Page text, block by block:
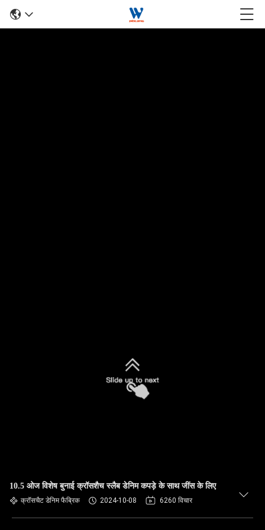
10.5 ओज विशेष बुनाई क्रॉसशैच स्लैब डेनिम कपड़े के साथ जींस के लिए
क्रॉसचैट डेनिम फैब्रिक 2024-10-08 6260 विचार